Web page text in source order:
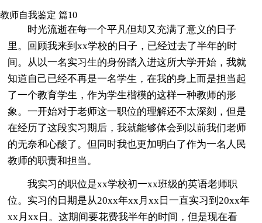
教师自我鉴定 篇10
时光流逝在每一个平凡但却又充满了意义的日子
里。回顾我来到xx学校的日子，已经过去了半年的时
间。从以一名实习生的身份踏入进这所大学开始，我就
知道自己已经不再是一名学生，在我的身上而是担当起
了一个教育学生，作为学生楷模的这样一种教师的形
象。一开始对于老师这一职位的理解还不太深刻，但是
在经历了这段实习期后，我就能够体会到以前我们老师
的无奈和心酸了。但同时我也更加明白了作为一名人民
教师的职责和担当。
我实习的职位是xx学校初一xx班级的英语老师职
位。实习的日期是从20xx年xx月xx日一直实习到20xx年
xx月xx日。这期间要花费我半年的时间，但是现在看